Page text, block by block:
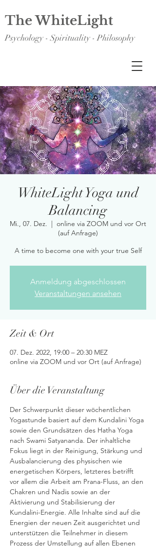
The WhiteLight
Psychology - Spirituality - Philosophy
WhiteLight Yoga und
Balancing
Mi., 07. Dez.
  |
online via ZOOM und vor Ort
(auf Anfrage)
A time to become one with your true Self
Anmeldung abgeschlossen
Veranstaltungen ansehen
Zeit & Ort
07. Dez. 2022, 19:00 – 20:30 MEZ
online via ZOOM und vor Ort (auf Anfrage)
Über die Veranstaltung
Der Schwerpunkt dieser wöchentlichen
Yogastunde basiert auf dem Kundalini Yoga
sowie den Grundsätzen des Hatha Yoga
nach Swami Satyananda. Der inhaltliche
Fokus liegt in der Reinigung, Stärkung und
Ausbalancierung des physischen wie
energetischen Körpers, letzteres betrifft
vor allem die Arbeit am Prana-Fluss, an den
Chakren und Nadis sowie an der
Aktivierung und Stabilisierung der
Kundalini-Energie. Alle Inhalte sind auf die
Energien der neuen Zeit ausgerichtet und
unterstützen die Teilnehmer in diesem
Prozess der Umstellung auf allen Ebenen